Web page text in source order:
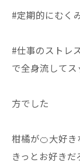
#定期的にむく
#仕事のストレ
で全身流して
方でした
柑橘が🍊大好き
きっとお好きだ